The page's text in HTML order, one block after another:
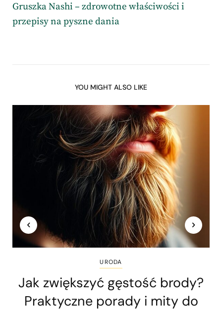
Gruszka Nashi – zdrowotne właściwości i
przepisy na pyszne dania
YOU MIGHT ALSO LIKE
URODA
Jak zwiększyć gęstość brody?
Praktyczne porady i mity do